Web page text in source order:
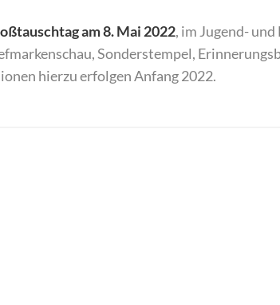
am 8. Mai 2022, im Jugend-
Sonderstempel,
hierzu erfolgen Anfang 2022.